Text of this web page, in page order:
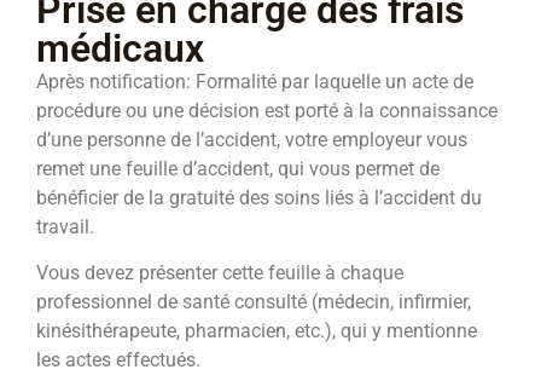
Prise en charge des frais
médicaux
Après notification: Formalité par laquelle un acte de
procédure ou une décision est porté à la connaissance
d’une personne de l’accident, votre employeur vous
remet une feuille d’accident, qui vous permet de
bénéficier de la gratuité des soins liés à l’accident du
travail.
Vous devez présenter cette feuille à chaque
professionnel de santé consulté (médecin, infirmier,
kinésithérapeute, pharmacien, etc.), qui y mentionne
les actes effectués.